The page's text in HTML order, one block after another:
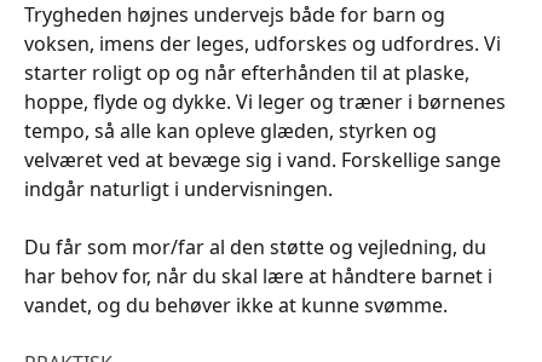
Trygheden højnes undervejs både for barn og
voksen, imens der leges, udforskes og udfordres. Vi
starter roligt op og når efterhånden til at plaske,
hoppe, flyde og dykke. Vi leger og træner i børnenes
tempo, så alle kan opleve glæden, styrken og
velværet ved at bevæge sig i vand. Forskellige sange
indgår naturligt i undervisningen.
Du får som mor/far al den støtte og vejledning, du
har behov for, når du skal lære at håndtere barnet i
vandet, og du behøver ikke at kunne svømme.